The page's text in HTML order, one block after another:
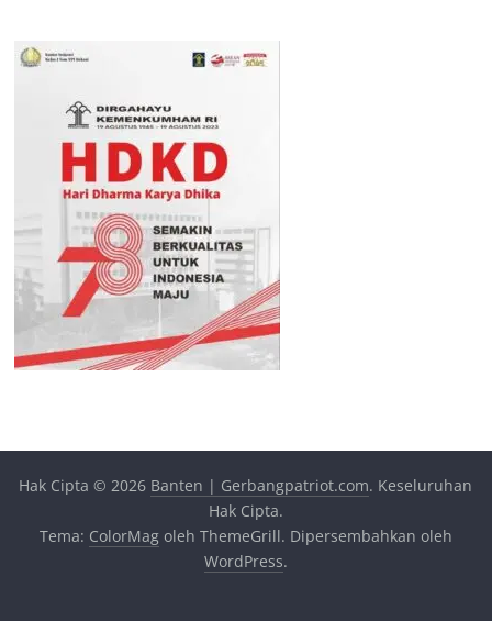
Hak Cipta © 2026 Banten | Gerbangpatriot.com. Keseluruhan
Hak Cipta.
Tema: ColorMagoleh ThemeGrill. Dipersembahkan oleh
WordPress.